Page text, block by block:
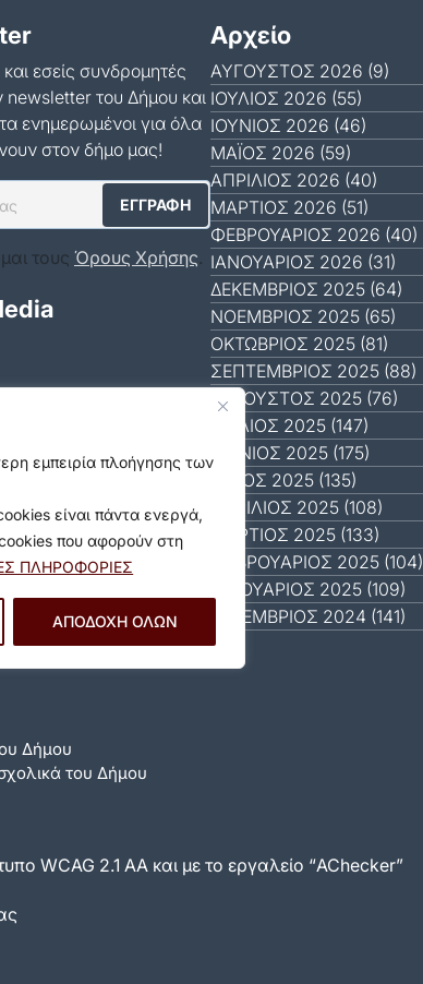
εμπειρία πλοήγησης των
είναι πάντα ενεργά,
που αφορούν στη
ΠΛΗΡΟΦΟΡΙΕΣ
ΑΠΟΔΟΧΗ ΟΛΩΝ
εσείς συνδρομητές
του Δήμου και
ενημερωμένοι για όλα
στον δήμο μας!
τους Όρους Χρήσης.
Αρχείο
ΑΎΓΟΥΣΤΟΣ 2026 (9)
ΙΟΎΛΙΟΣ 2026 (55)
ΙΟΎΝΙΟΣ 2026 (46)
ΜΆΙΟΣ 2026 (59)
ΑΠΡΊΛΙΟΣ 2026 (40)
ΜΆΡΤΙΟΣ 2026 (51)
ΦΕΒΡΟΥΆΡΙΟΣ 2026 (40)
ΙΑΝΟΥΆΡΙΟΣ 2026 (31)
ΔΕΚΈΜΒΡΙΟΣ 2025 (64)
ΝΟΈΜΒΡΙΟΣ 2025 (65)
ΟΚΤΏΒΡΙΟΣ 2025 (81)
ΣΕΠΤΈΜΒΡΙΟΣ 2025 (88)
ΑΎΓΟΥΣΤΟΣ 2025 (76)
ΙΟΎΛΙΟΣ 2025 (147)
ΙΟΎΝΙΟΣ 2025 (175)
ΜΆΙΟΣ 2025 (135)
ΑΠΡΊΛΙΟΣ 2025 (108)
ΜΆΡΤΙΟΣ 2025 (133)
ΦΕΒΡΟΥΆΡΙΟΣ 2025 (104)
ΙΑΝΟΥΆΡΙΟΣ 2025 (109)
ΔΕΚΈΜΒΡΙΟΣ 2024 (141)
Δήμου
του Δήμου
WCAG 2.1 AA και με το εργαλείο “AChecker”